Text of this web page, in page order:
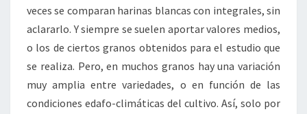
veces se comparan harinas blancas con integrales, sin
aclararlo. Y siempre se suelen aportar valores medios,
o los de ciertos granos obtenidos para el estudio que
se realiza. Pero, en muchos granos hay una variación
muy amplia entre variedades, o en función de las
condiciones edafo-climáticas del cultivo. Así, solo por